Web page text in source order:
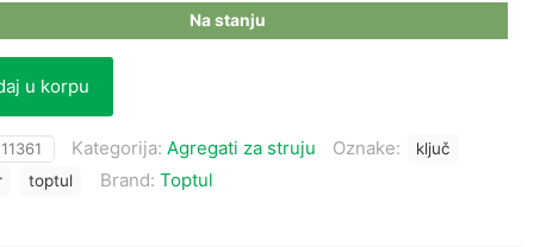
Na stanju
u korpu
11361 Kategorija: Agregati za struju Oznake:
ključ
toptul Brand: Toptul